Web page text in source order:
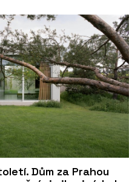
Dům za Prahou